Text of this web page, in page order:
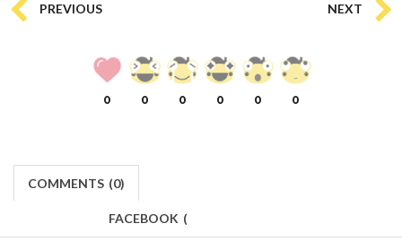
PREVIOUS NEXT
0 0 0 0 0 0
COMMENTS (0)
FACEBOOK (